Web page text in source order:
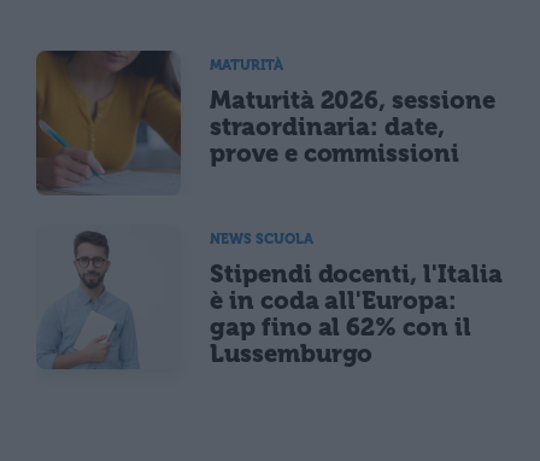
MATURITÀ
Maturità 2026, sessione
straordinaria: date,
prove e commissioni
NEWS SCUOLA
Stipendi docenti, l'Italia
è in coda all'Europa:
gap fino al 62% con il
Lussemburgo